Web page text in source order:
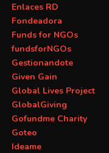
Enlaces RD
Fondeadora
Funds for NGOs
fundsforNGOs
Gestionandote
Given Gain
Global Lives Project
GlobalGiving
Gofundme Charity
Goteo
Ideame